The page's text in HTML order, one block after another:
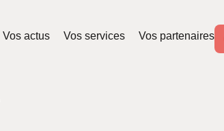
Vos actus Vos services Vos partenaires